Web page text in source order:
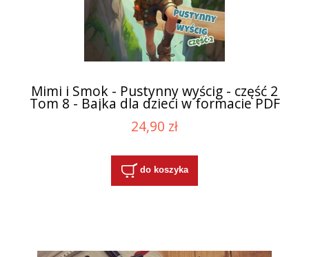
Mimi i Smok - Pustynny wyścig - część 2
Tom 8 - Bajka dla dzieci w formacie PDF
24,90 zł
do koszyka